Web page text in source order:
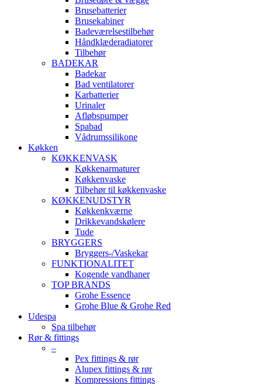
Brusebatterier
Brusekabiner
Badeværelsestilbehør
Håndklæderadiatorer
Tilbehør
BADEKAR
Badekar
Bad ventilatorer
Karbatterier
Urinaler
Afløbspumper
Spabad
Vådrumssilikone
Køkken
KØKKENVASK
Køkkenarmaturer
Køkkenvaske
Tilbehør til køkkenvaske
KØKKENUDSTYR
Køkkenkværne
Drikkevandskølere
Tude
BRYGGERS
Bryggers-/Vaskekar
FUNKTIONALITET
Kogende vandhaner
TOP BRANDS
Grohe Essence
Grohe Blue & Grohe Red
Udespa
Spa tilbehør
Rør & fittings
–
Pex fittings & rør
Alupex fittings & rør
Kompressions fittings